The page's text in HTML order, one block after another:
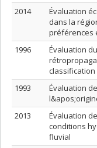
2014
Évaluation
dans la
préférences
1996
Évaluation
1993
Évaluation
2013
Évaluation
conditions
fluvial